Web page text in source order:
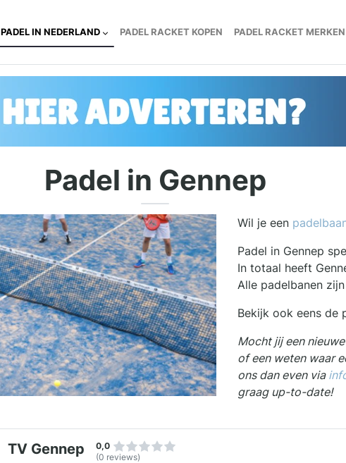
PADEL IN NEDERLAND PADEL RACKET KOPEN PADEL RACKET MERKEN
Padel in Gennep
Wil je een
Padel in Gennep
In totaal heeft
Alle padelbanen
Bekijk ook eens de
Mocht jij een
of een weten waar
ons dan even via
graag up-to-date!
TV Gennep
0,0
(0 reviews)